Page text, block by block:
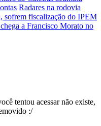
Radares na rodovia
sofrem fiscalização do IPEM
a Francisco Morato no
tentou acessar não existe,
:/